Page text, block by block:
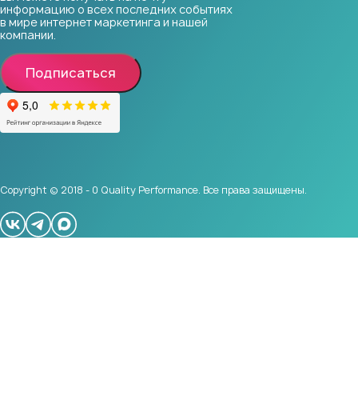
информацию о всех последних событиях
в мире интернет маркетинга и нашей
компании.
Подписаться
Copyright © 2018 - 0 Quality Performance. Все права защищены.